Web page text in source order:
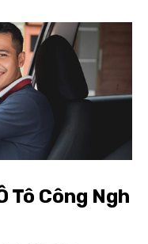
Tô Công Ngh